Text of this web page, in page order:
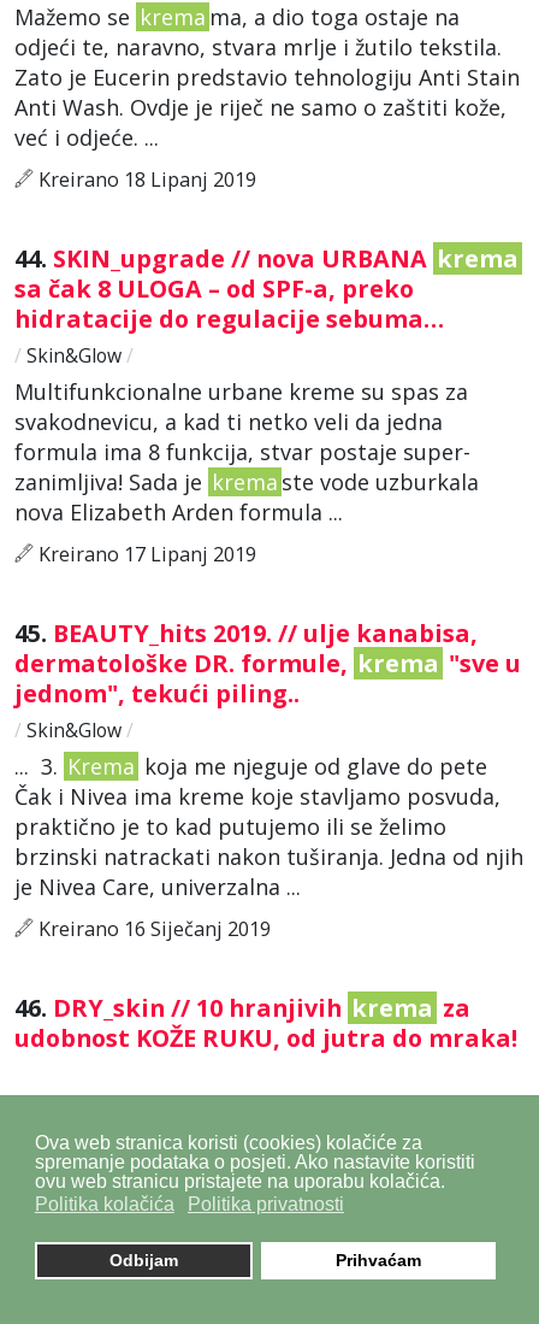
Ova web stranica koristi (cookies) kolačiće za
spremanje podataka o posjeti. Ako nastavite koristiti
ovu web stranicu pristajete na uporabu kolačića.
Politika kolačića
Politika privatnosti
Odbijam Prihvaćam
Mažemo se krema ma, a dio toga ostaje na
odjeći te, naravno, stvara mrlje i žutilo tekstila.
Zato je Eucerin predstavio tehnologiju Anti Stain
Anti Wash. Ovdje je riječ ne samo o zaštiti kože,
već i odjeće. ...
Kreirano 18 Lipanj 2019
44. SKIN_upgrade // nova URBANA krema
sa čak 8 ULOGA – od SPF-a, preko
hidratacije do regulacije sebuma…
/ Skin&Glow/
Multifunkcionalne urbane kreme su spas za
svakodnevicu, a kad ti netko veli da jedna
formula ima 8 funkcija, stvar postaje super-
zanimljiva! Sada je krema ste vode uzburkala
nova Elizabeth Arden formula ...
Kreirano 17 Lipanj 2019
45. BEAUTY_hits 2019. // ulje kanabisa,
dermatološke DR. formule, krema "sve u
jednom", tekući piling..
/ Skin&Glow/
... 3. Krema koja me njeguje od glave do pete
Čak i Nivea ima kreme koje stavljamo posvuda,
praktično je to kad putujemo ili se želimo
brzinski natrackati nakon tuširanja. Jedna od njih
je Nivea Care, univerzalna ...
Kreirano 16 Siječanj 2019
46. DRY_skin // 10 hranjivih krema za
udobnost KOŽE RUKU, od jutra do mraka!
... udružuje Panthenol 5% s Madecassosideom te
zahvaljujući izrazito ugodnoj teksturi. Primjeren
za cijelu obitelj: bebe, djecu i odrasle. 70 kn,
sadrži 5 ...